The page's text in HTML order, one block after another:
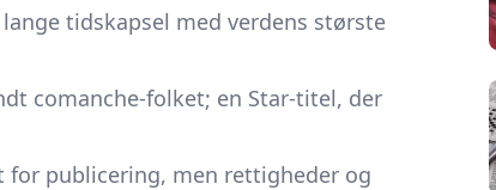
tidskapsel med verdens største
comanche-folket; en Star-titel, der
publicering, men rettigheder og